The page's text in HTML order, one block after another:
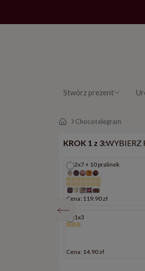
Stwórz prezent
Strona główna
Chocotelegram
KROK 1 z 3:WYBIERZ
2x7 + 10 pralinek
Cena: 119.90 zł
1x3
Cena: 14.90 zł